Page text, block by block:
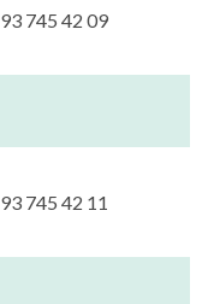
93 745 42 09
93 745 42 11